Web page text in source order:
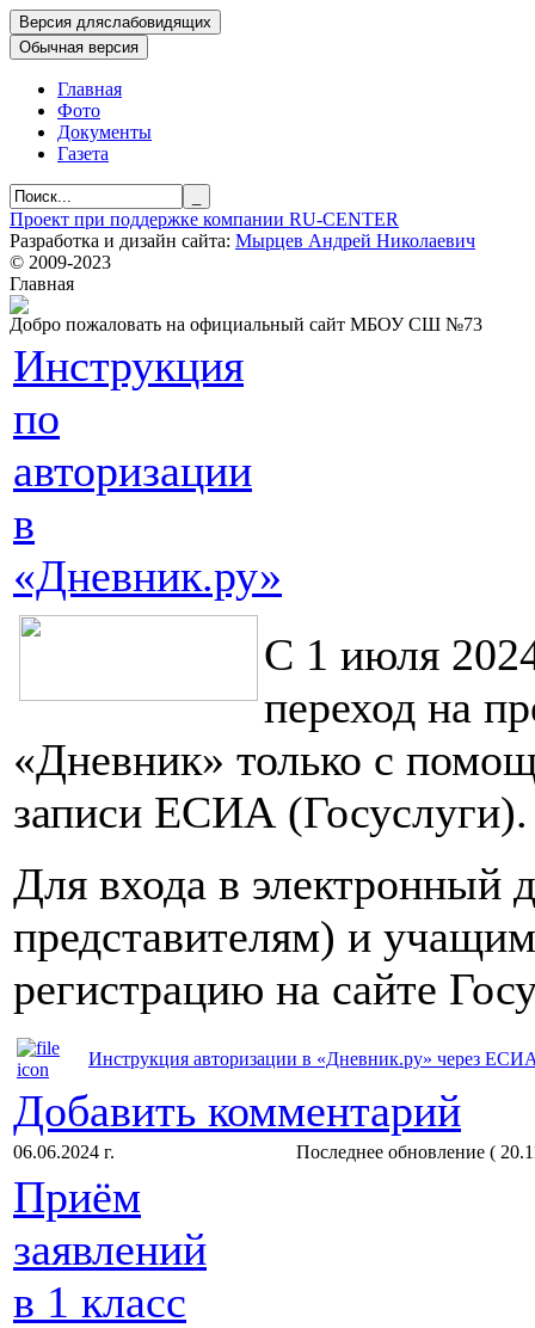
Главная
Фото
Документы
Газета
Проект при поддержке компании RU-CENTER
Разработка и дизайн сайта: Мырцев Андрей Николаевич
© 2009-2023
Главная
Добро пожаловать на официальный сайт МБОУ СШ №73
Инструкция
по
авторизации
в
«Дневник.ру»
С 1 июля
переход на
«Дневник» только с
записи ЕСИА (Госуслуги).
Для входа в электронный
представителям) и
регистрацию на сайте
Инструкция авторизации в «Дневник.ру» через
Добавить комментарий
06.06.2024 г. Последнее обновление (
Приём
заявлений
в 1 класс